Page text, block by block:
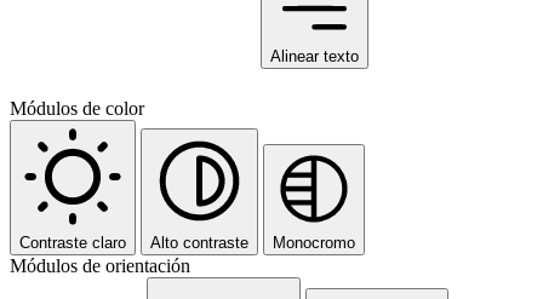
Alinear texto
Módulos de color
Contraste claro Alto contraste Monocromo
Módulos de orientación